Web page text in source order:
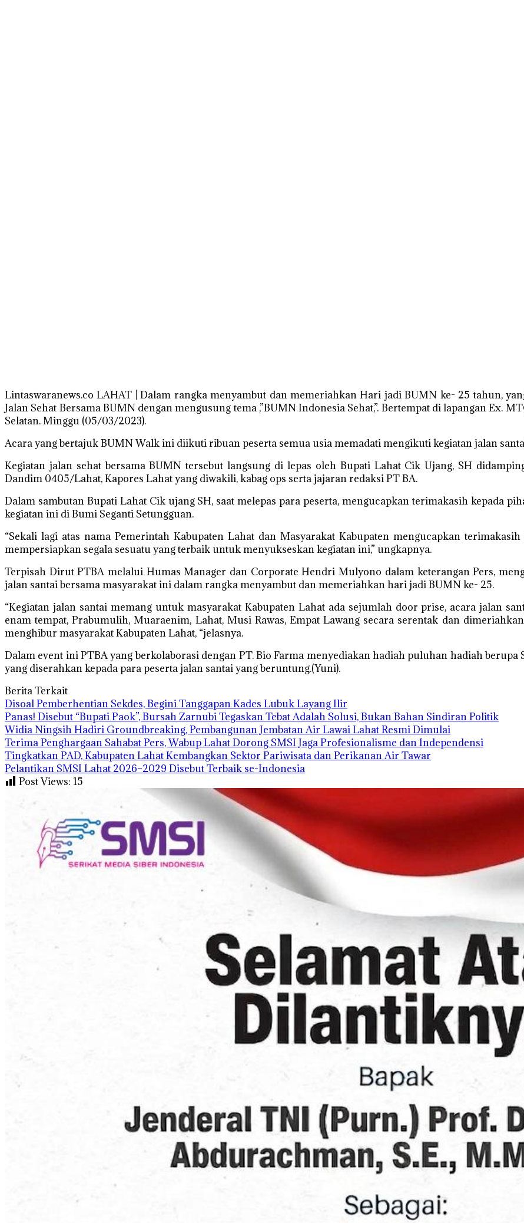
Lintaswaranews.co LAHAT | Dalam rangka menyambut dan memeriahkan Hari jadi BUMN ke- 25 tahun,
Jalan Sehat Bersama BUMN dengan mengusung tema ,”BUMN Indonesia Sehat,”. Bertempat di lapangan Ex.
Selatan. Minggu (05/03/2023).
Acara yang bertajuk BUMN Walk ini diikuti ribuan peserta semua usia memadati mengikuti kegiatan jalan
Kegiatan jalan sehat bersama BUMN tersebut langsung di lepas oleh Bupati Lahat Cik Ujang, SH
Dandim 0405/Lahat, Kapores Lahat yang diwakili, kabag ops serta jajaran redaksi PT BA.
Dalam sambutan Bupati Lahat Cik ujang SH, saat melepas para peserta, mengucapkan terimakasih kepada
kegiatan ini di Bumi Seganti Setungguan.
“Sekali lagi atas nama Pemerintah Kabupaten Lahat dan Masyarakat Kabupaten mengucapkan
mempersiapkan segala sesuatu yang terbaik untuk menyukseskan kegiatan ini,” ungkapnya.
Terpisah Dirut PTBA melalui Humas Manager dan Corporate Hendri Mulyono dalam keterangan Pers,
jalan santai bersama masyarakat ini dalam rangka menyambut dan memeriahkan hari jadi BUMN ke- 25.
“Kegiatan jalan santai memang untuk masyarakat Kabupaten Lahat ada sejumlah door prise, acara jalan
enam tempat, Prabumulih, Muaraenim, Lahat, Musi Rawas, Empat Lawang secara serentak dan
menghibur masyarakat Kabupaten Lahat, “jelasnya.
Dalam event ini PTBA yang berkolaborasi dengan PT. Bio Farma menyediakan hadiah puluhan hadiah
yang diserahkan kepada para peserta jalan santai yang beruntung.(Yuni).
Berita Terkait
Disoal Pemberhentian Sekdes, Begini Tanggapan Kades Lubuk Layang Ilir
Panas! Disebut “Bupati Paok”, Bursah Zarnubi Tegaskan Tebat Adalah Solusi, Bukan Bahan Sindiran Politik
Widia Ningsih Hadiri Groundbreaking, Pembangunan Jembatan Air Lawai Lahat Resmi Dimulai
Terima Penghargaan Sahabat Pers, Wabup Lahat Dorong SMSI Jaga Profesionalisme dan Independensi
Tingkatkan PAD, Kabupaten Lahat Kembangkan Sektor Pariwisata dan Perikanan Air Tawar
Pelantikan SMSI Lahat 2026–2029 Disebut Terbaik se-Indonesia
Post Views: 15